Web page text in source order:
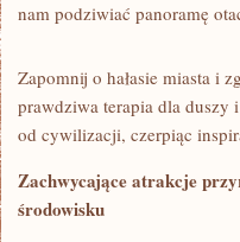
nam podziwiać panoramę
Zapomnij o hałasie miasta i
prawdziwa terapia dla‌ duszy
od cywilizacji, czerpiąc
Zachwycające ‍atrakcje
środowisku